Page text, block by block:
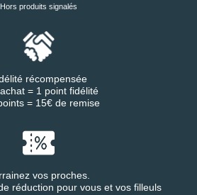
Hors produits signalés
récompensée
= 1 point fidélité
= 15€ de remise
vos proches.
réduction pour vous et vos filleuls